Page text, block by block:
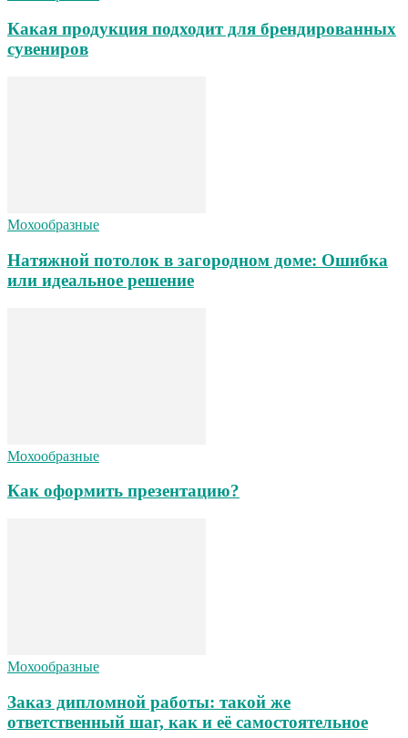
Какая продукция подходит для брендированных
сувениров
Мохообразные
Натяжной потолок в загородном доме: Ошибка
или идеальное решение
Мохообразные
Как оформить презентацию?
Мохообразные
Заказ дипломной работы: такой же
ответственный шаг, как и её самостоятельное